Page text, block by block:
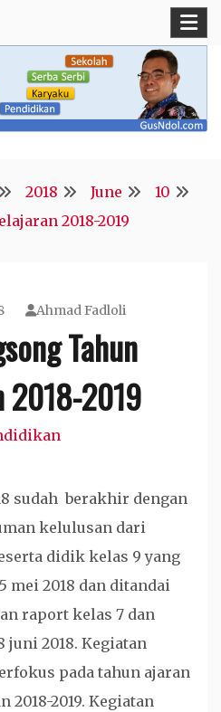
2018 June
10
2018-2019
Ahmad Fadloli
Tahun
2018-2019
sudah berakhir dengan
kelulusan dari
didik kelas 9 yang
mei 2018 dan ditandai
raport kelas 7 dan
juni 2018. Kegiatan
pada tahun ajaran
2018-2019. Kegiatan